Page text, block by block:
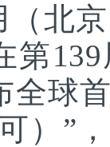
北
第
全球
）”